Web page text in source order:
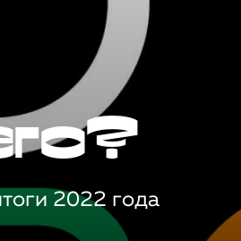
2022 года